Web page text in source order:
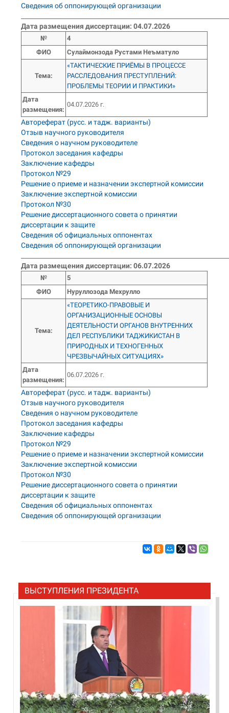
Сведения об оппонирующей организации
Дата размещения диссертации: 04.07.2026
№
4
ФИО
Сулаймонзода Рустами Неъматуло
Тема:
«ТАКТИЧЕСКИЕ ПРИЁМЫ В ПРОЦЕССЕ
РАССЛЕДОВАНИЯ ПРЕСТУПЛЕНИЙ:
ПРОБЛЕМЫ ТЕОРИИ И ПРАКТИКИ»
Дата
размещения:
04.07.2026 г.
Автореферат (русс. и тадж. варианты)
Отзыв научного руководителя
Сведения о научном руководителе
Протокол заседания кафедры
Заключение кафедры
Протокол №29
Решение о приеме и назначении экспертной комиссии
Заключение экспертной комиссии
Протокол №30
Решение диссертационного совета о принятии
диссертации к защите
Сведения об официальных оппонентах
Сведения об оппонирующей организации
Дата размещения диссертации: 06.07.2026
№
5
ФИО
Нуруллозода Мехрулло
Тема:
«ТЕОРЕТИКО-ПРАВОВЫЕ И
ОРГАНИЗАЦИОННЫЕ ОСНОВЫ
ДЕЯТЕЛЬНОСТИ ОРГАНОВ ВНУТРЕННИХ
ДЕЛ РЕСПУБЛИКИ ТАДЖИКИСТАН В
ПРИРОДНЫХ И ТЕХНОГЕННЫХ
ЧРЕЗВЫЧАЙНЫХ СИТУАЦИЯХ»
Дата
размещения:
06.07.2026 г.
Автореферат (русс. и тадж. варианты)
Отзыв научного руководителя
Сведения о научном руководителе
Протокол заседания кафедры
Заключение кафедры
Протокол №29
Решение о приеме и назначении экспертной комиссии
Заключение экспертной комиссии
Протокол №30
Решение диссертационного совета о принятии
диссертации к защите
Сведения об официальных оппонентах
Сведения об оппонирующей организации
ВЫСТУПЛЕНИЯ ПРЕЗИДЕНТА